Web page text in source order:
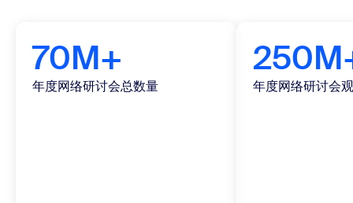
70M+
年度网络研讨会总数量 年度网络研讨会